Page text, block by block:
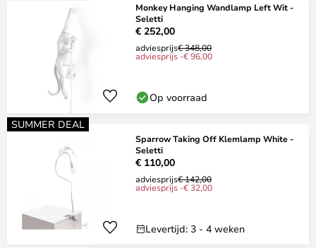
Monkey Hanging Wandlamp Left Wit -
Seletti
€ 252,00
adviesprijs€ 348,00
adviesprijs -€ 96,00
Op voorraad
SUMMER DEAL
Sparrow Taking Off Klemlamp White -
Seletti
€ 110,00
adviesprijs€ 142,00
adviesprijs -€ 32,00
Levertijd: 3 - 4 weken